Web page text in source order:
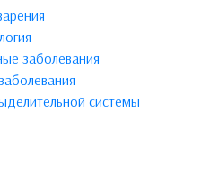
заболевания
системы